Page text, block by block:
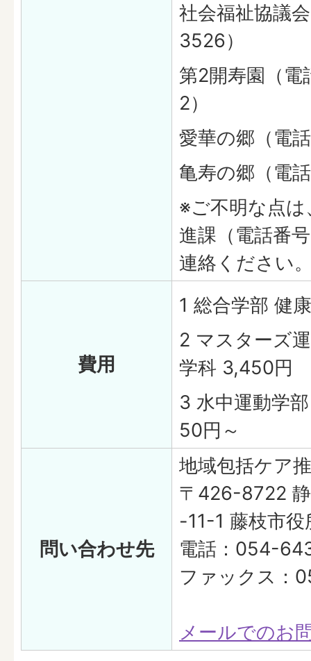
社会福祉協議
3526）
第2開寿園（
2）
愛華の郷（電
亀寿の郷（電
※ご不明な点
進課（電話番
連絡ください
費用
1 総合学部 健
2 マスターズ
学科 3,450円
3 水中運動学
50円～
問い合わせ先
地域包括ケア
〒426-8722
-11-1 藤枝市役
電話：054-
ファックス：
メールでのお